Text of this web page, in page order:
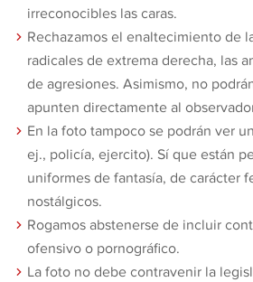
irreconocibles las caras.
Rechazamos el enaltecimiento de
radicales de extrema derecha, las
de agresiones. Asimismo, no
apunten directamente al
En la foto tampoco se podrán ver
ej., policía, ejercito). Sí que están
uniformes de fantasía, de carácter
nostálgicos.
Rogamos abstenerse de incluir
ofensivo o pornográfico.
La foto no debe contravenir la